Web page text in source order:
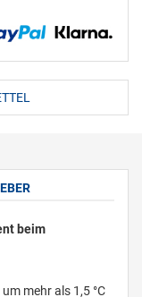
beim
mehr als 1,5 °C